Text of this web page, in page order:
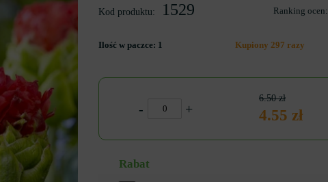
Kod produktu: 1529 Ranking ocen:
Ilość w paczce: 1 Kupiony 297 razy
- +
6.50 zł
4.55 zł
Rabat